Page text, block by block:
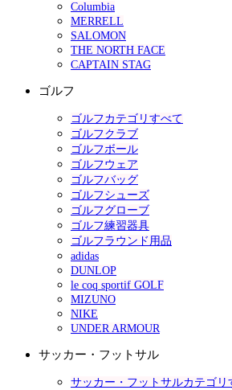
Columbia
MERRELL
SALOMON
THE NORTH FACE
CAPTAIN STAG
ゴルフ
ゴルフカテゴリすべて
ゴルフクラブ
ゴルフボール
ゴルフウェア
ゴルフバッグ
ゴルフシューズ
ゴルフグローブ
ゴルフ練習器具
ゴルフラウンド用品
adidas
DUNLOP
le coq sportif GOLF
MIZUNO
NIKE
UNDER ARMOUR
サッカー・フットサル
サッカー・フットサルカテゴリ